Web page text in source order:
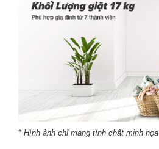
* Hình ảnh chỉ mang tính chất minh họa